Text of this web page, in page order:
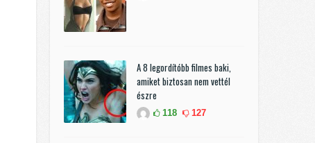
A 8 legordítóbb filmes baki,
amiket biztosan nem vettél
észre
118 127